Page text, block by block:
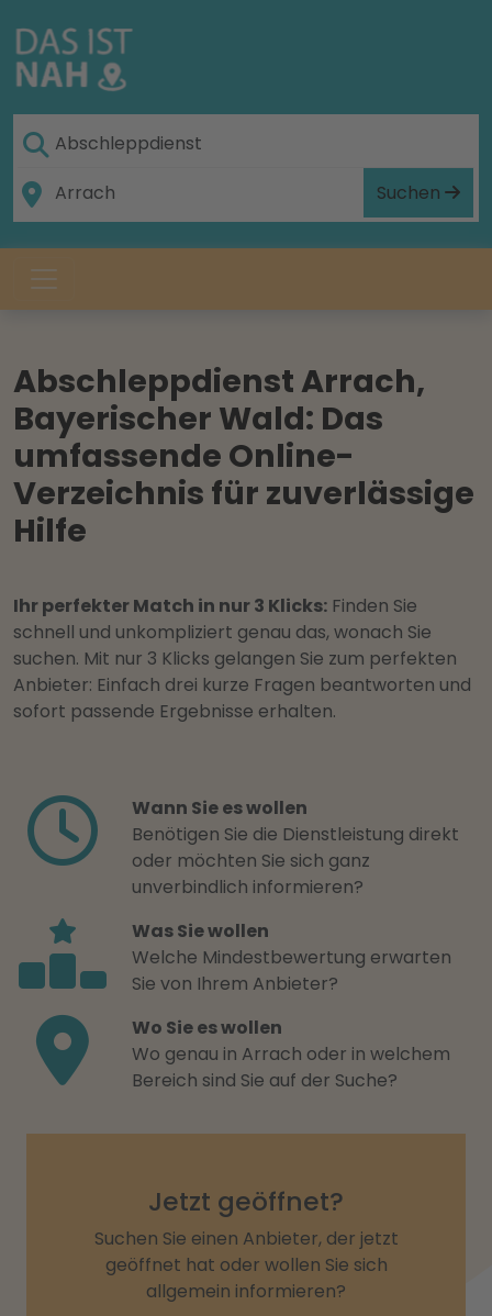
Suchen
Abschleppdienst Arrach,
Bayerischer Wald: Das
umfassende Online-
Verzeichnis für zuverlässige
Hilfe
Ihr perfekter Match in nur 3 Klicks: Finden Sie
schnell und unkompliziert genau das, wonach Sie
suchen. Mit nur 3 Klicks gelangen Sie zum perfekten
Anbieter: Einfach drei kurze Fragen beantworten und
sofort passende Ergebnisse erhalten.
Wann Sie es wollen
Benötigen Sie die Dienstleistung direkt
oder möchten Sie sich ganz
unverbindlich informieren?
Was Sie wollen
Welche Mindestbewertung erwarten
Sie von Ihrem Anbieter?
Wo Sie es wollen
Wo genau in Arrach oder in welchem
Bereich sind Sie auf der Suche?
Jetzt geöffnet?
Suchen Sie einen Anbieter, der jetzt
geöffnet hat oder wollen Sie sich
allgemein informieren?